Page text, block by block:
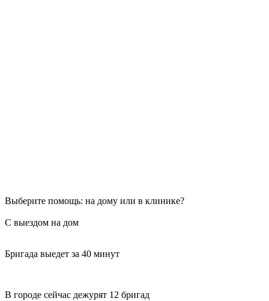
Выберите помощь: на дому или в клинике?
С выездом на дом
Бригада выедет за 40 минут
В городе сейчас дежурят 12 бригад